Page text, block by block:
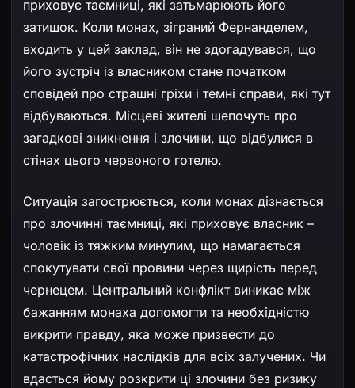
приховує таємниці, які затьмарюють його
затишок. Коли монах, зіграний Фернанделем,
входить у цей заклад, він не здогадувався, що
його зустріч із власником стане початком
сповідей про страшні гріхи і темні справи, які тут
відбуваються. Місцеві жителі шепочуть про
загадкові зникнення і злочини, що відбулися в
стінах цього червоного готелю.
Ситуація загострюється, коли монах дізнається
про злочинні таємниці, які приховує власник –
чоловік із тяжким минулим, що намагається
спокутувати свої провини через щирість перед
чернецем. Центральний конфлікт виникає між
бажанням монаха допомогти та необхідністю
викрити правду, яка може призвести до
катастрофічних наслідків для всіх залучених. Чи
вдасться йому розкрити ці злочини без ризику